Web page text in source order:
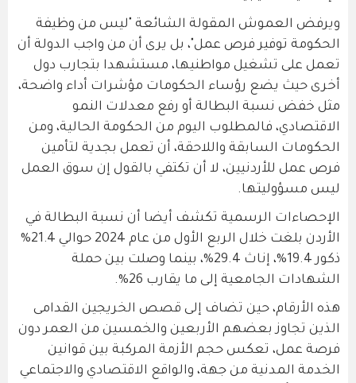
ويرفض العموش المقولة الشائعة "ليس من وظيفة
الحكومة توفير فرص عمل"، بل يرى أن من واجب الدولة أن
تعمل على تشغيل مواطنيها، مستشهدا بتجارب دول
أخرى حيث يضع رؤساء الحكومات مؤشرات أداء واضحة،
مثل خفض نسبة البطالة أو رفع معدلات النمو
الاقتصادي، فالمطلوب اليوم من الحكومة الحالية، ومن
الحكومات السابقة واللاحقة، أن تعمل بجدية لتأمين
فرص عمل للأردنيين، لا أن تكتفي بالقول إن سوق العمل
ليس مسؤوليتها.
الإحصاءات الرسمية تكشف أيضا أن نسبة البطالة في
الأردن بلغت خلال الربع الأول من عام 2024 حوالي 21.4%
ذكور 19.4%، إناث 29.4%، بينما وصلت بين حملة
الشهادات الجامعية إلى ما يقارب 26%.
هذه الأرقام، حين تضاف إلى قصص الخريجين القدامى
الذين تجاوز بعضهم الأربعين والخمسين من العمر دون
فرصة عمل، تعكس حجم الأزمة المركبة بين قوانين
الخدمة المدنية من جهة، والواقع الاقتصادي والاجتماعي